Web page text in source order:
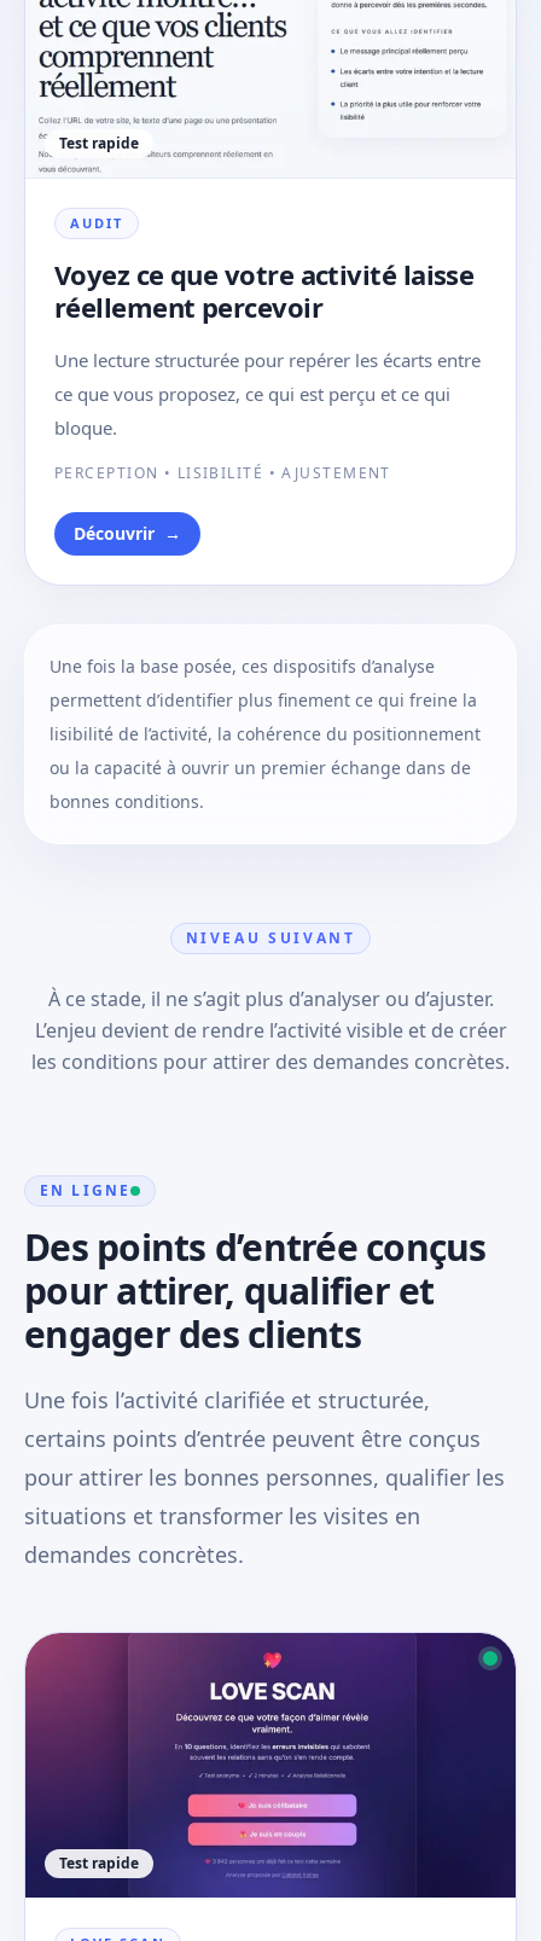
Test rapide
AUDIT
Voyez ce que votre activité laisse
réellement percevoir
Une lecture structurée pour repérer les écarts entre
ce que vous proposez, ce qui est perçu et ce qui
bloque.
PERCEPTION • LISIBILITÉ • AJUSTEMENT
Découvrir →
Une fois la base posée, ces dispositifs d’analyse
permettent d’identifier plus finement ce qui freine la
lisibilité de l’activité, la cohérence du positionnement
ou la capacité à ouvrir un premier échange dans de
bonnes conditions.
NIVEAU SUIVANT
À ce stade, il ne s’agit plus d’analyser ou d’ajuster.
L’enjeu devient de rendre l’activité visible et de créer
les conditions pour attirer des demandes concrètes.
EN LIGNE
Des points d’entrée conçus
pour attirer, qualifier et
engager des clients
Une fois l’activité clarifiée et structurée,
certains points d’entrée peuvent être conçus
pour attirer les bonnes personnes, qualifier les
situations et transformer les visites en
demandes concrètes.
Test rapide